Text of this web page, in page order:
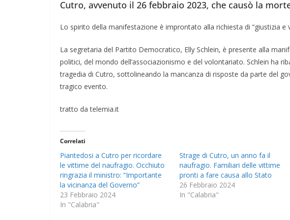
Cutro, avvenuto il 26 febbraio 2023, che causò la
Lo spirito della manifestazione è improntato alla richiesta di “giustizia e
La segretaria del Partito Democratico, Elly Schlein, è presente alla
politici, del mondo dell’associazionismo e del volontariato. Schlein ha
tragedia di Cutro, sottolineando la mancanza di risposte da parte del
tragico evento.
tratto da telemia.it
Correlati
Piantedosi a Cutro per ricordare
le vittime del naufragio. Occhiuto
ringrazia il ministro: “Importante
la vicinanza del Governo”
23 Febbraio 2024
In "Calabria"
Strage di Cutro, un anno fa il
naufragio. Familiari delle vittime
pronti a fare causa allo Stato
26 Febbraio 2024
In "Calabria"